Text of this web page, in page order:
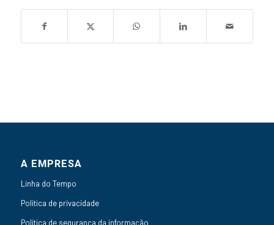
A EMPRESA
Linha do Tempo
Política de privacidade
Política de segurança da informação